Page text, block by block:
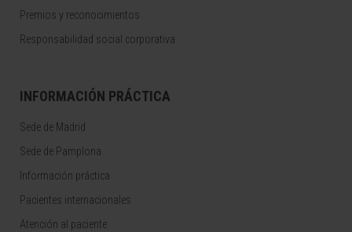
Premios y reconocimientos
Responsabilidad social corporativa
INFORMACIÓN PRÁCTICA
Sede de Madrid
Sede de Pamplona
Información práctica
Pacientes internacionales
Atención al paciente